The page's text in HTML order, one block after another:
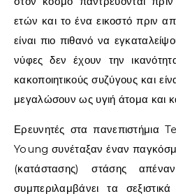
ετών και το ένα εικοστό πριν
είναι πιο πιθανό να
νύφες δεν έχουν την
κακοποιητικούς συζύγους και
μεγαλώσουν ως υγιή άτομα και
Ερευνητές στα πανεπιστήμια
Young συνέταξαν έναν
(κατάστασης) στάσης
συμπεριλαμβάνει τα